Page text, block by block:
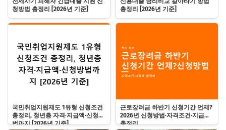
청방법 총정리 [2026년 기준]
총정리 [2026년 기준]
국민취업지원제도 1유형 신청조건
총정리, 청년층 자격·지급액·신청방
법까지 [2026년 기준]
근로장려금 하반기 신청기간 언제?
2026년 신청방법·자격조건·지급액
총정리